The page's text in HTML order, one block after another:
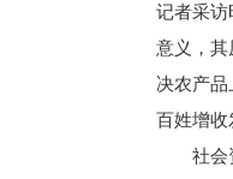
记者采访
意义，其
决农产
百姓增收
社会